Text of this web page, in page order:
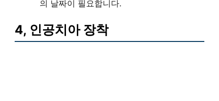
의 날짜이 필요합니다.
4, 인공치아 장착